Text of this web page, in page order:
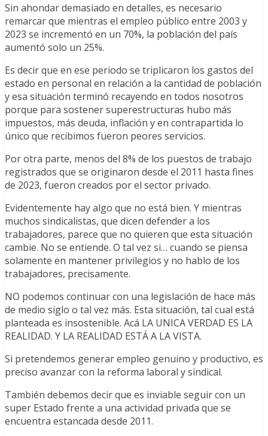
Sin ahondar demasiado en detalles, es necesario
remarcar que mientras el empleo público entre 2003 y
2023 se incrementó en un 70%, la población del país
aumentó solo un 25%.
Es decir que en ese periodo se triplicaron los gastos del
estado en personal en relación a la cantidad de población
y esa situación terminó recayendo en todos nosotros
porque para sostener superestructuras hubo más
impuestos, más deuda, inflación y en contrapartida lo
único que recibimos fueron peores servicios.
Por otra parte, menos del 8% de los puestos de trabajo
registrados que se originaron desde el 2011 hasta fines
de 2023, fueron creados por el sector privado.
Evidentemente hay algo que no está bien. Y mientras
muchos sindicalistas, que dicen defender a los
trabajadores, parece que no quieren que esta situación
cambie. No se entiende. O tal vez si… cuando se piensa
solamente en mantener privilegios y no hablo de los
trabajadores, precisamente.
NO podemos continuar con una legislación de hace más
de medio siglo o tal vez más. Esta situación, tal cual está
planteada es insostenible. Acá LA UNICA VERDAD ES LA
REALIDAD. Y LA REALIDAD ESTÁ A LA VISTA.
Si pretendemos generar empleo genuino y productivo, es
preciso avanzar con la reforma laboral y sindical.
También debemos decir que es inviable seguir con un
super Estado frente a una actividad privada que se
encuentra estancada desde 2011.